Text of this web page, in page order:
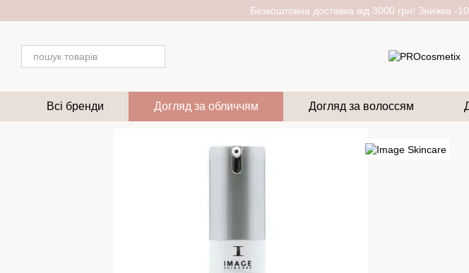
Безкоштовна доставка від 3000 грн! Знижка
Всі бренди Догляд за обличчям Догляд за волоссям